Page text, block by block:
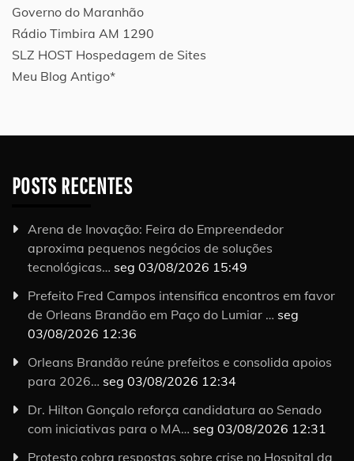
Governo do Maranhão
Rádio Timbira AM 1290
SLZ HOST Hospedagem de Sites
Meu Blog Antigo*
POSTS RECENTES
Arena de Inovação: Feira do Empreendedor
aproxima pequenos negócios de soluções
tecnológicas… seg 03/08/2026 15:49
Prefeito Fred Campos intensifica encontros em favor
de Orleans Brandão em Paço do Lumiar … seg
03/08/2026 12:36
Orleans Brandão reúne prefeitos e consolida apoios
para 2026… seg 03/08/2026 12:34
Dr. Hilton Gonçalo reforça candidatura ao Senado
com iniciativas para o MA… seg 03/08/2026 12:31
Protesto cobra respostas sobre crise no Hospital da